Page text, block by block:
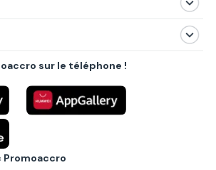
sur le téléphone !
Promoaccro